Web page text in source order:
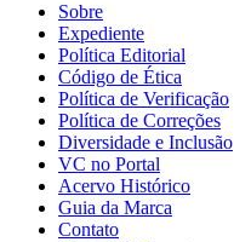
Sobre
Expediente
Política Editorial
Código de Ética
Política de Verificação
Política de Correções
Diversidade e Inclusão
VC no Portal
Acervo Histórico
Guia da Marca
Contato